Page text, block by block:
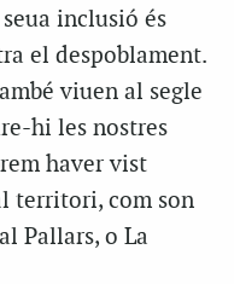
inclusió és
el despoblament.
viuen al segle
hi les nostres
haver vist
territori, com son
Pallars, o La